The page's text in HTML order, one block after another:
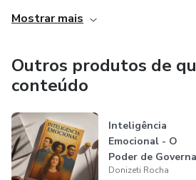
resultados tangíveis em seus
possível por meio da ação e atitudes
Com uma abordagem inspiradora e
se posiciona como uma referência
que buscam não apenas o sucesso
também um crescimento pessoal
Mostrar mais
Outros produtos de
conteúdo
Inteligência
Emocional - O
Poder de
Suas Emoções e...
Donizeti Rocha